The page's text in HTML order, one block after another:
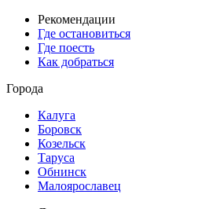
Рекомендации
Где остановиться
Где поесть
Как добраться
Города
Калуга
Боровск
Козельск
Таруса
Обнинск
Малоярославец